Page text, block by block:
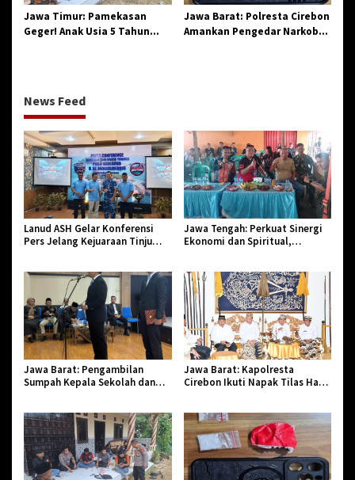
Jawa Timur: Pamekasan
Geger! Anak Usia 5 Tahun
Jawa Barat: Polresta Cirebon
Amankan Pengedar Narkoba
News Feed
Lanud ASH Gelar Konferensi
Pers Jelang Kejuaraan Tinju
Jawa Tengah: Perkuat Sinergi
Ekonomi dan Spiritual,
Jawa Barat: Pengambilan
Sumpah Kepala Sekolah dan
Pendidikan dan Birokrasi
Jawa Barat: Kapolresta
Cirebon Ikuti Napak Tilas Hari